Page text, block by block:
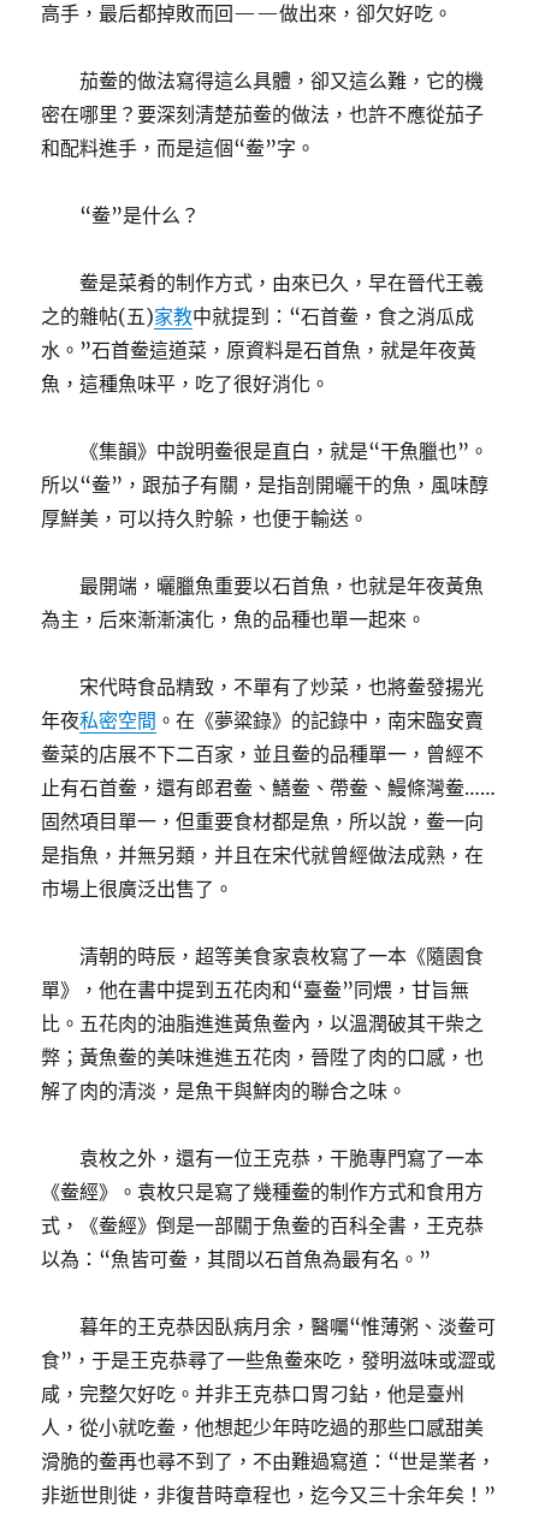
高手，最后都掉敗而回——做出來，卻欠好吃。
茄鲞的做法寫得這么具體，卻又這么難，它的機
密在哪里？要深刻清楚茄鲞的做法，也許不應從茄子
和配料進手，而是這個“鲞”字。
“鲞”是什么？
鲞是菜肴的制作方式，由來已久，早在晉代王羲
之的雜帖(五)家教中就提到：“石首鲞，食之消瓜成
水。”石首鲞這道菜，原資料是石首魚，就是年夜黃
魚，這種魚味平，吃了很好消化。
《集韻》中說明鲞很是直白，就是“干魚臘也”。
所以“鲞”，跟茄子有關，是指剖開曬干的魚，風味醇
厚鮮美，可以持久貯躲，也便于輸送。
最開端，曬臘魚重要以石首魚，也就是年夜黃魚
為主，后來漸漸演化，魚的品種也單一起來。
宋代時食品精致，不單有了炒菜，也將鲞發揚光
年夜私密空間 。在《夢粱錄》的記錄中，南宋臨安賣
鲞菜的店展不下二百家，並且鲞的品種單一，曾經不
止有石首鲞，還有郎君鲞、鱔鲞、帶鲞、鰻條灣鲞……
固然項目單一，但重要食材都是魚，所以說，鲞一向
是指魚，并無另類，并且在宋代就曾經做法成熟，在
市場上很廣泛出售了。
清朝的時辰，超等美食家袁枚寫了一本《隨園食
單》，他在書中提到五花肉和“臺鲞”同煨，甘旨無
比。五花肉的油脂進進黃魚鲞內，以溫潤破其干柴之
弊；黃魚鲞的美味進進五花肉，晉陞了肉的口感，也
解了肉的清淡，是魚干與鮮肉的聯合之味。
袁枚之外，還有一位王克恭，干脆專門寫了一本
《鲞經》。袁枚只是寫了幾種鲞的制作方式和食用方
式，《鲞經》倒是一部關于魚鲞的百科全書，王克恭
以為：“魚皆可鲞，其間以石首魚為最有名。”
暮年的王克恭因臥病月余，醫囑“惟薄粥、淡鲞可
食”，于是王克恭尋了一些魚鲞來吃，發明滋味或澀或
咸，完整欠好吃。并非王克恭口胃刁鉆，他是臺州
人，從小就吃鲞，他想起少年時吃過的那些口感甜美
滑脆的鲞再也尋不到了，不由難過寫道：“世是業者，
非逝世則徙，非復昔時章程也，迄今又三十余年矣！”